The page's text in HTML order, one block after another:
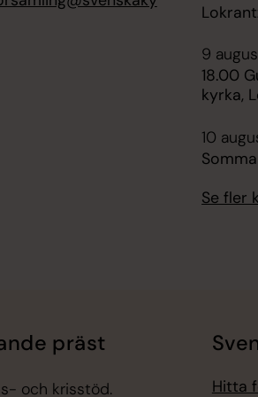
9
18.00
kyrka,
10
Se fler
präst
och krisstöd.
Hitta